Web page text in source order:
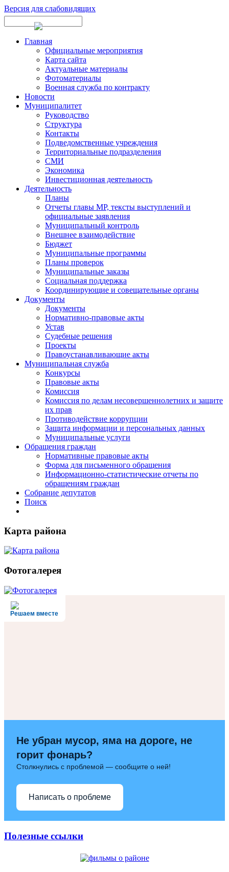
Версия для слабовидящих
Главная
Официальные мероприятия
Карта сайта
Актуальные материалы
Фотоматериалы
Военная служба по контракту
Новости
Муниципалитет
Руководство
Структура
Контакты
Подведомственные учреждения
Территориальные подразделения
СМИ
Экономика
Инвестиционная деятельность
Деятельность
Планы
Отчеты главы МР, тексты выступлений и
официальные заявления
Муниципальный контроль
Внешнее взаимодействие
Бюджет
Муниципальные программы
Планы проверок
Муниципальные заказы
Социальная поддержка
Координирующие и совещательные органы
Документы
Документы
Нормативно-правовые акты
Устав
Судебные решения
Проекты
Правоустанавливающие акты
Муниципальная служба
Конкурсы
Правовые акты
Комиссия
Комиссия по делам несовершеннолетних и защите
их прав
Противодействие коррупции
Защита информации и персональных данных
Муниципальные услуги
Обращения граждан
Нормативные правовые акты
Форма для письменного обращения
Информационно-статистические отчеты по
обращениям граждан
Собрание депутатов
Поиск
Карта района
Фотогалерея
Решаем вместе
Не убран мусор, яма на дороге, не
горит фонарь?
Столкнулись с проблемой — сообщите о ней!
Написать о проблеме
Полезные ссылки